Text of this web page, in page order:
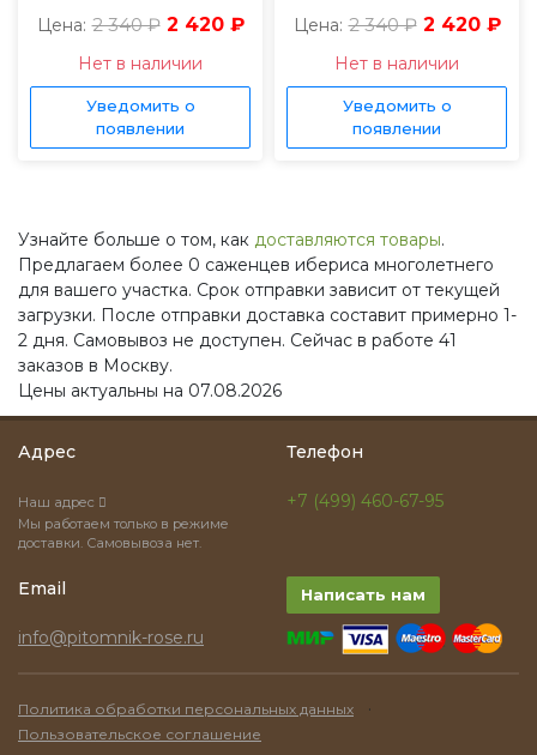
Цена: 2 340 ₽ 2 420 ₽
Нет в наличии
Уведомить о
появлении
Цена: 2 340 ₽ 2 420 ₽
Нет в наличии
Уведомить о
появлении
Узнайте больше о том, как доставляются товары.
Предлагаем более 0 саженцев ибериса многолетнего
для вашего участка. Срок отправки зависит от текущей
загрузки. После отправки доставка составит примерно 1-
2 дня. Самовывоз не доступен. Сейчас в работе 41
заказов в Москву.
Цены актуальны на 07.08.2026
Адрес
Наш адрес
Мы работаем только в режиме
доставки. Самовывоза нет.
Телефон
+7 (499) 460-67-95
Email
info@pitomnik-rose.ru
Написать нам
Политика обработки персональных данных ·
Пользовательское соглашение